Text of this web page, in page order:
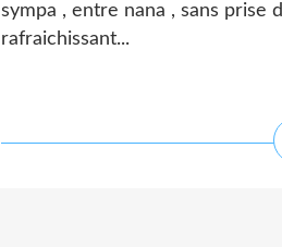
sympa , entre nana , sans prise
rafraichissant...